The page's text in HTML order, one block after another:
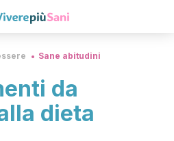
Sane abitudini
da
dieta